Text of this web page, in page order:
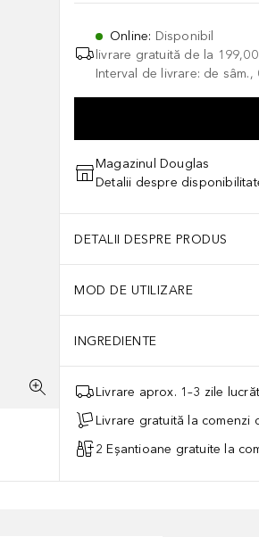
Online: Disponibil
livrare gratuită de la
Interval de livrare: de
Magazinul Douglas
Detalii despre
DETALII DESPRE PRODUS
MOD DE UTILIZARE
INGREDIENTE
Livrare aprox. 1–3 zile
Livrare gratuită la comenzi
2 Eșantioane gratuite la